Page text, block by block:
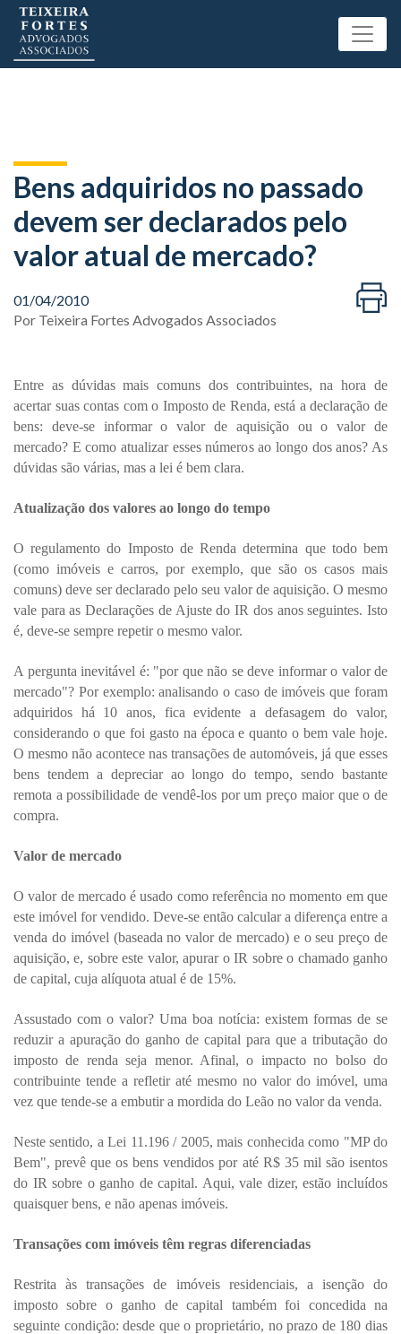
Bens adquiridos no passado
devem ser declarados pelo
valor atual de mercado?
01/04/2010
Por Teixeira Fortes Advogados Associados
Entre as dúvidas mais comuns dos contribuintes, na hora de
acertar suas contas com o Imposto de Renda, está a declaração de
bens: deve-se informar o valor de aquisição ou o valor de
mercado? E como atualizar esses números ao longo dos anos? As
dúvidas são várias, mas a lei é bem clara.
Atualização dos valores ao longo do tempo
O regulamento do Imposto de Renda determina que todo bem
(como imóveis e carros, por exemplo, que são os casos mais
comuns) deve ser declarado pelo seu valor de aquisição. O mesmo
vale para as Declarações de Ajuste do IR dos anos seguintes. Isto
é, deve-se sempre repetir o mesmo valor.
A pergunta inevitável é: "por que não se deve informar o valor de
mercado"? Por exemplo: analisando o caso de imóveis que foram
adquiridos há 10 anos, fica evidente a defasagem do valor,
considerando o que foi gasto na época e quanto o bem vale hoje.
O mesmo não acontece nas transações de automóveis, já que esses
bens tendem a depreciar ao longo do tempo, sendo bastante
remota a possibilidade de vendê-los por um preço maior que o de
compra.
Valor de mercado
O valor de mercado é usado como referência no momento em que
este imóvel for vendido. Deve-se então calcular a diferença entre a
venda do imóvel (baseada no valor de mercado) e o seu preço de
aquisição, e, sobre este valor, apurar o IR sobre o chamado ganho
de capital, cuja alíquota atual é de 15%.
Assustado com o valor? Uma boa notícia: existem formas de se
reduzir a apuração do ganho de capital para que a tributação do
imposto de renda seja menor. Afinal, o impacto no bolso do
contribuinte tende a refletir até mesmo no valor do imóvel, uma
vez que tende-se a embutir a mordida do Leão no valor da venda.
Neste sentido, a Lei 11.196 / 2005, mais conhecida como "MP do
Bem", prevê que os bens vendidos por até R$ 35 mil são isentos
do IR sobre o ganho de capital. Aqui, vale dizer, estão incluídos
quaisquer bens, e não apenas imóveis.
Transações com imóveis têm regras diferenciadas
Restrita às transações de imóveis residenciais, a isenção do
imposto sobre o ganho de capital também foi concedida na
seguinte condição: desde que o proprietário, no prazo de 180 dias